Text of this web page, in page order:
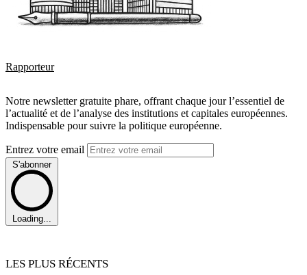
Rapporteur
Notre newsletter gratuite phare, offrant chaque jour l’essentiel de
l’actualité et de l’analyse des institutions et capitales européennes.
Indispensable pour suivre la politique européenne.
Entrez votre email
S'abonner
Loading...
LES PLUS RÉCENTS